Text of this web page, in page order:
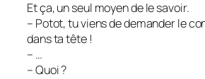
Et ça, un seul moyen de le savoir.
– Potot, tu viens de demander le
dans ta tête !
– …
– Quoi ?